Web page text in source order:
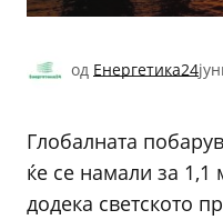
од Енергетика24
Глобалната
ќе се намали за
додека светското